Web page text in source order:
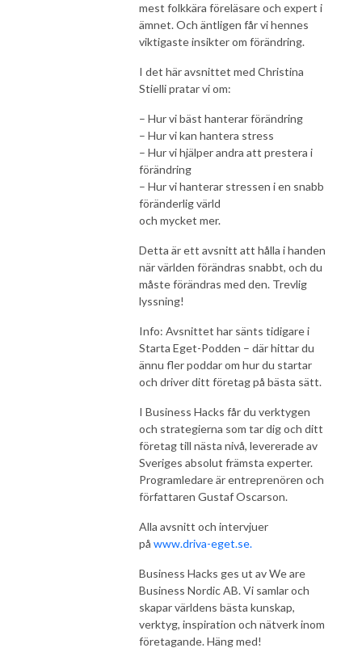
mest folkkära föreläsare och expert i
ämnet. Och äntligen får vi hennes
viktigaste insikter om förändring.
I det här avsnittet med Christina
Stielli pratar vi om:
– Hur vi bäst hanterar förändring
– Hur vi kan hantera stress
– Hur vi hjälper andra att prestera i
förändring
– Hur vi hanterar stressen i en snabb
föränderlig värld
och mycket mer.
Detta är ett avsnitt att hålla i handen
när världen förändras snabbt, och du
måste förändras med den. Trevlig
lyssning!
Info: Avsnittet har sänts tidigare i
Starta Eget-Podden – där hittar du
ännu fler poddar om hur du startar
och driver ditt företag på bästa sätt.
I Business Hacks får du verktygen
och strategierna som tar dig och ditt
företag till nästa nivå, levererade av
Sveriges absolut främsta experter.
Programledare är entreprenören och
författaren Gustaf Oscarson.
Alla avsnitt och intervjuer
på www.driva-eget.se.
Business Hacks ges ut av We are
Business Nordic AB. Vi samlar och
skapar världens bästa kunskap,
verktyg, inspiration och nätverk inom
företagande. Häng med!